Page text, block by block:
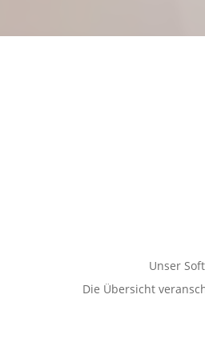
Unser
Die Übersicht